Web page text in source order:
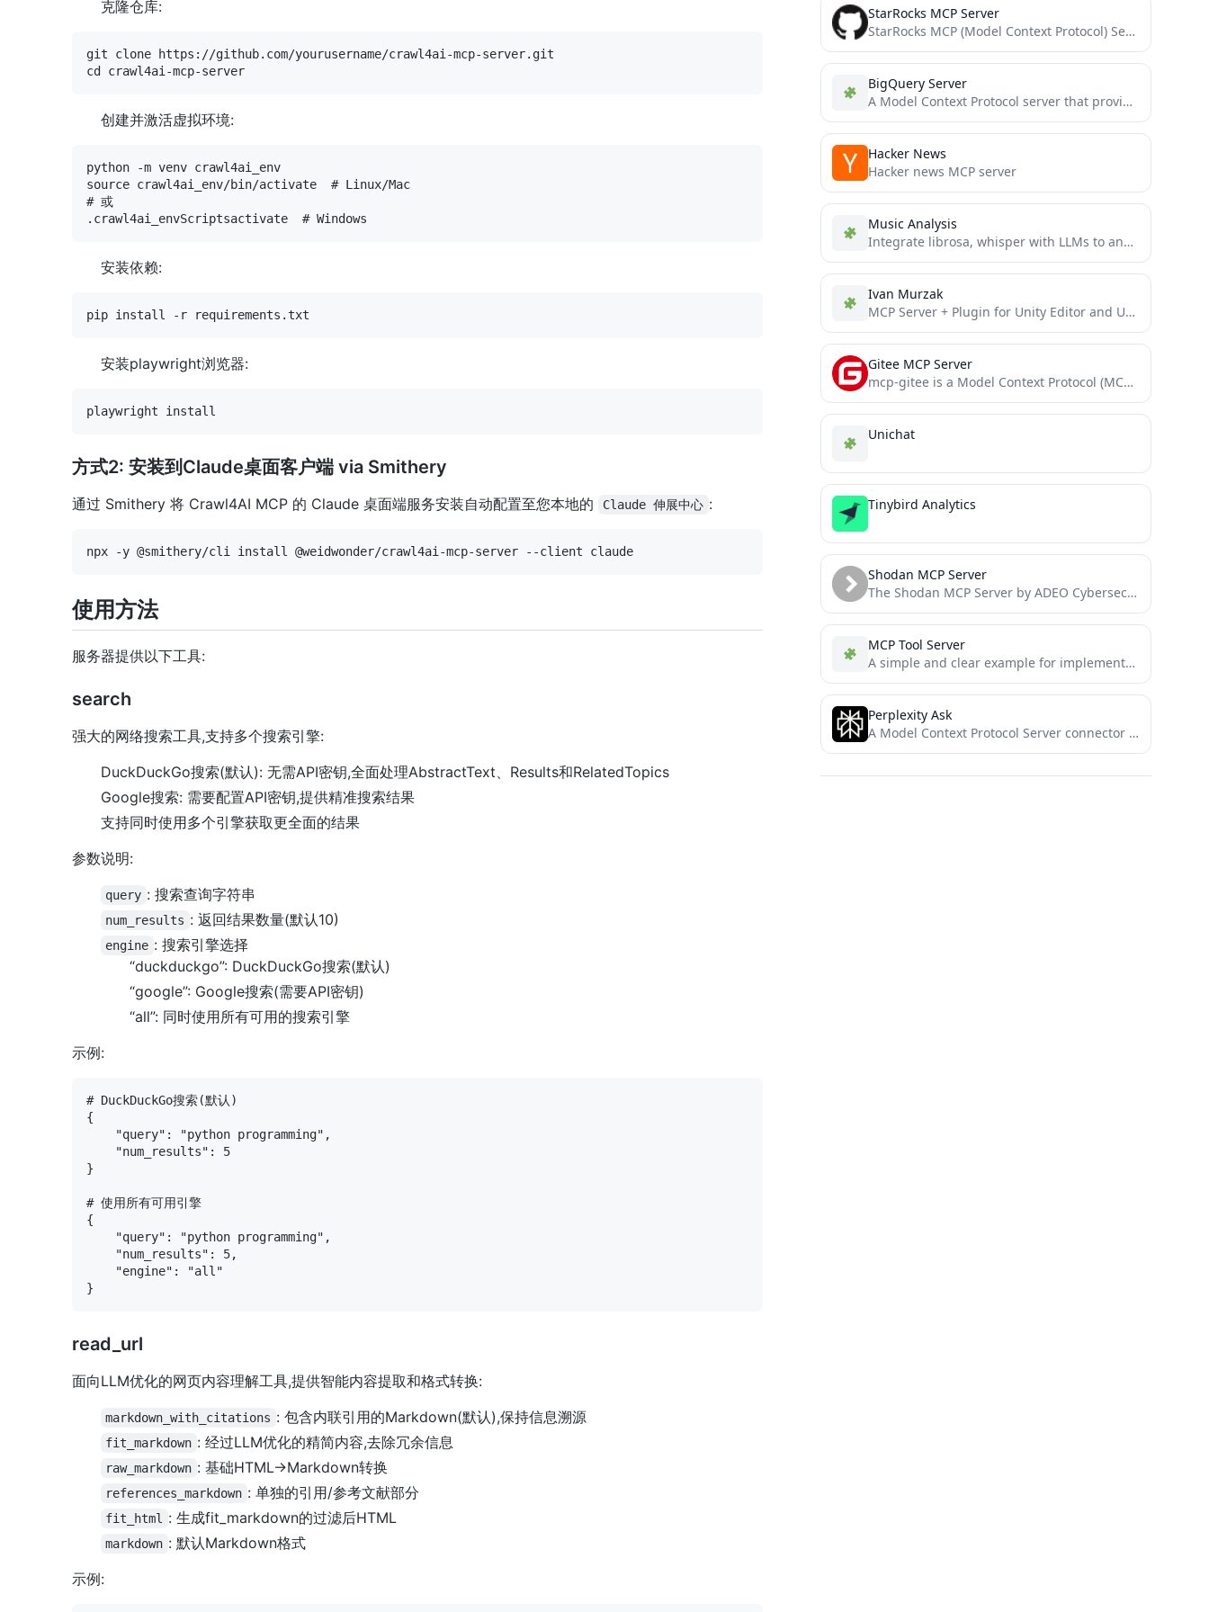
克隆仓库:
git clone https://github.com/yourusername/crawl4ai-mcp-server.git
创建并激活虚拟环境:
python -m venv crawl4ai_env
source crawl4ai_env/bin/activate  # Linux/Mac
# 或
安装依赖:
安装playwright浏览器:
方式2: 安装到Claude桌面客户端 via Smithery
通过 Smithery 将 Crawl4AI MCP 的 Claude 桌面端服务安装自动配置至您本地的 Claude 伸展中心 :
使用方法
服务器提供以下工具:
search
强大的网络搜索工具,支持多个搜索引擎:
DuckDuckGo搜索(默认): 无需API密钥,全面处理AbstractText、Results和RelatedTopics
Google搜索: 需要配置API密钥,提供精准搜索结果
支持同时使用多个引擎获取更全面的结果
参数说明:
query : 搜索查询字符串
num_results : 返回结果数量(默认10)
engine : 搜索引擎选择
“duckduckgo”: DuckDuckGo搜索(默认)
“google”: Google搜索(需要API密钥)
“all”: 同时使用所有可用的搜索引擎
示例:
# DuckDuckGo搜索(默认)
{
    "query": "python programming",
    "num_results": 5
}
# 使用所有可用引擎
{
    "query": "python programming",
    "num_results": 5,
    "engine": "all"
read_url
面向LLM优化的网页内容理解工具,提供智能内容提取和格式转换:
markdown_with_citations : 包含内联引用的Markdown(默认),保持信息溯源
fit_markdown : 经过LLM优化的精简内容,去除冗余信息
raw_markdown : 基础HTML→Markdown转换
references_markdown : 单独的引用/参考文献部分
fit_html : 生成fit_markdown的过滤后HTML
markdown : 默认Markdown格式
示例:
StarRocks MCP Server
StarRocks MCP (Model Context Protocol) Server
BigQuery Server
A Model Context Protocol server that provides access to BigQuery
Hacker News
Hacker news MCP server
Music Analysis
Integrate librosa, whisper with LLMs to analyze music audio.
Ivan Murzak
MCP Server + Plugin for Unity Editor and Unity game. The Plugin allows to connect to MCP clients...
Gitee MCP Server
mcp-gitee is a Model Context Protocol (MCP) server implementation for Gitee. It provides a set of tools that...
Unichat
Tinybird Analytics
Shodan MCP Server
The Shodan MCP Server by ADEO Cybersecurity Services provides cybersecurity professionals with streamlined access to Shodan's powerful reconnaissance...
MCP Tool Server
A simple and clear example for implementation and understanding Anthropic MCP (on AWS Bedrock).
Perplexity Ask
A Model Context Protocol Server connector for Perplexity API, to enable web search without leaving the MCP ecosystem.